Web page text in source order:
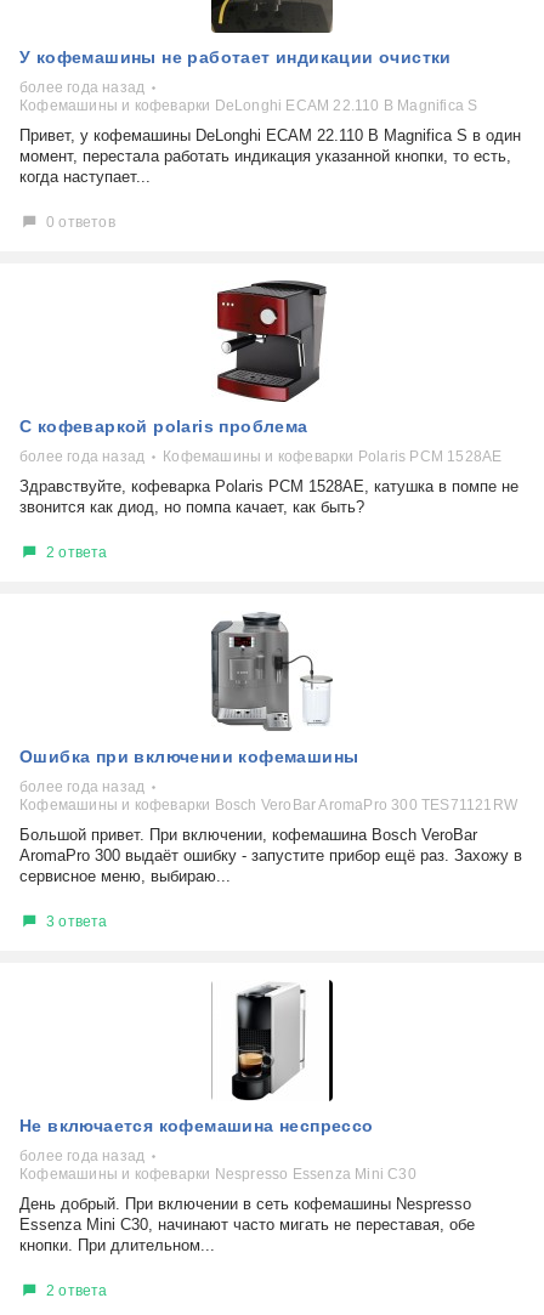
У кофемашины не работает индикации очистки
более года назад
Кофемашины и кофеварки DeLonghi ECAM 22.110 B Magnifica S
Привет, у кофемашины DeLonghi ECAM 22.110 B Magnifica S в один
момент, перестала работать индикация указанной кнопки, то есть,
когда наступает...
0 ответов
С кофеваркой polaris проблема
более года назад Кофемашины и кофеварки Polaris PCM 1528AE
Здравствуйте, кофеварка Polaris PCM 1528AE, катушка в помпе не
звонится как диод, но помпа качает, как быть?
2 ответа
Ошибка при включении кофемашины
более года назад
Кофемашины и кофеварки Bosch VeroBar AromaPro 300 TES71121RW
Большой привет. При включении, кофемашина Bosch VeroBar
AromaPro 300 выдаёт ошибку - запустите прибор ещё раз. Захожу в
сервисное меню, выбираю...
3 ответа
Не включается кофемашина неспрессо
более года назад
Кофемашины и кофеварки Nespresso Essenza Mini C30
День добрый. При включении в сеть кофемашины Nespresso
Essenza Mini C30, начинают часто мигать не переставая, обе
кнопки. При длительном...
2 ответа